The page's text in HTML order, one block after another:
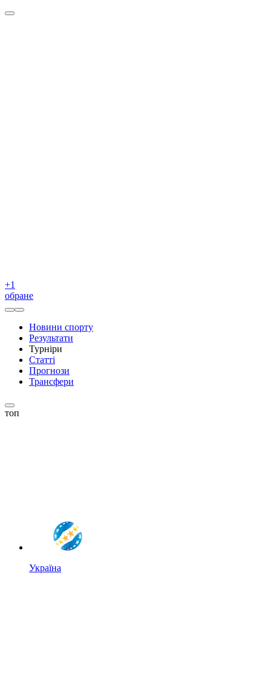
+1
обране
Новини спорту
Результати
Турніри
Статті
Прогнози
Трансфери
топ
Україна